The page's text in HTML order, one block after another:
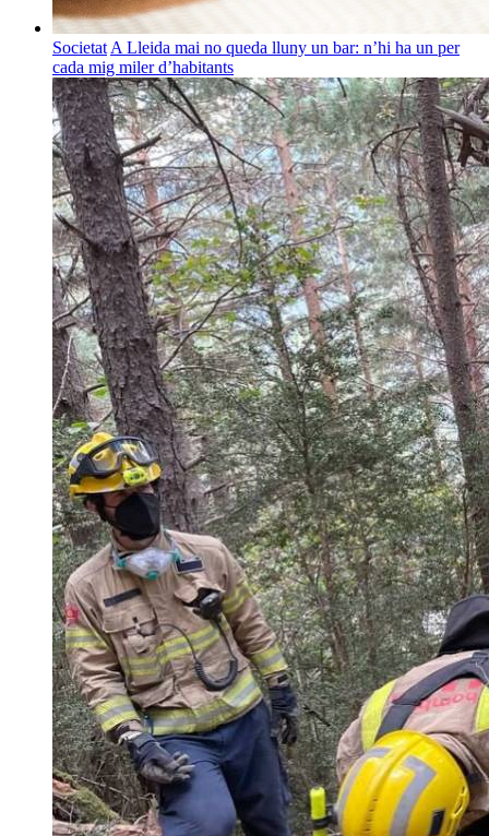
Societat A Lleida mai no queda lluny un bar: n’hi ha un per
cada mig miler d’habitants